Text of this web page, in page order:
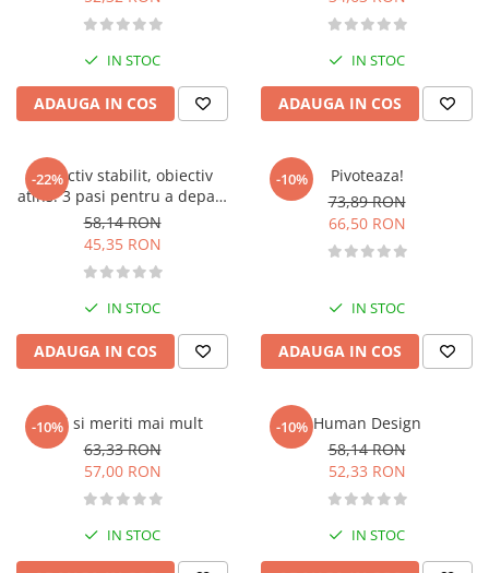
Sa nu razi :((
Legislatie
Fictiune
Actiune si Aventura
Actiune,aventura
Clasici
Crime, Thriller, Mistery
Literatura romana
Moderna, contemporana
Poezie, teatru
Publicistica, eseu
IN STOC
ADAUGA IN COS
IN STOC
ADAUGA IN COS
-22%
Obiectiv stabilit, obiectiv
atins. 3 pasi pentru a depasi
regretele
58,14 RON
45,35 RON
IN STOC
ADAUGA IN COS
-10%
Pivoteaza!
73,89 RON
66,50 RON
IN STOC
ADAUGA IN COS
-10%
Poti si meriti mai mult
63,33 RON
57,00 RON
IN STOC
-10% Human Design
58,14 RON
52,33 RON
IN STOC